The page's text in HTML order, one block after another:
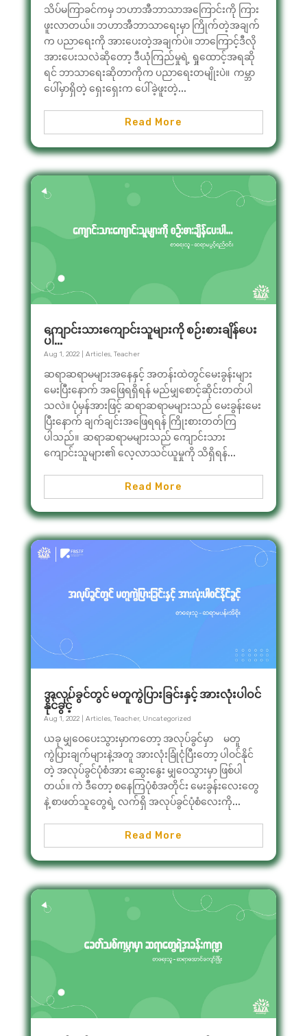
သိပ်မကြာခင်ကမှ ဘဟာအီဘာသာအကြောင်းကို ကြား
ဖူးလာတယ်။ ဘဟာအီဘာသာရေးမှာ ကြိုက်တဲ့အချက်
က ပညာရေးကို အားပေးတဲ့အချက်ပဲ။ ဘာကြောင့်ဒီလို
အားပေးသလဲဆိုတော့ ဒီယုံကြည်မှုရဲ့ ရှုထောင့်အရဆို
ရင် ဘာသာရေးဆိုတာကိုက ပညာရေးတမျိုးပဲ။ ကမ္ဘာ
ပေါ်မှာရှိတဲ့ ရှေးရှေးက ပေါ်ခဲ့ဖူးတဲ့...
Read More
ကျောင်းသားကျောင်းသူများကို စဉ်းစားချိန်ပေး
ပါ…
Aug 1, 2022| Articles, Teacher
ဆရာဆရာမများအနေနှင့် အတန်းထဲတွင်မေးခွန်းများ
မေးပြီးနောက် အဖြေရရှိရန် မည်မျှစောင့်ဆိုင်းတတ်ပါ
သလဲ။ ပုံမှန်အားဖြင့် ဆရာဆရာမများသည် မေးခွန်းမေး
ပြီးနောက် ချက်ချင်းအဖြေရရန် ကြိုးစားတတ်ကြ
ပါသည်။ ဆရာဆရာမများသည် ကျောင်းသား
ကျောင်းသူများ၏ လေ့လာသင်ယူမှုကို သိရှိရန်...
Read More
အလုပ်ခွင်တွင် မတူကွဲပြားခြင်းနှင့် အားလုံးပါဝင်
နိုင်ခွင့်
Aug 1, 2022| Articles, Teacher, Uncategorized
ယခု မျှဝေပေးသွားမှာကတော့ အလုပ်ခွင်မှာ မတူ
ကွဲပြားချက်များနဲ့အတူ အားလုံးခြုံငုံပြီးတော့ ပါဝင်နိုင်
တဲ့ အလုပ်ခွင်ပုံစံအား ဆွေးနွေး မျှဝေသွားမှာ ဖြစ်ပါ
တယ်။ ကဲ ဒီတော့ စနေကြပုံစံအတိုင်း မေးခွန်းလေးတွေ
နဲ့ စာဖတ်သူတွေရဲ့ လက်ရှိ အလုပ်ခွင်ပုံစံလေးကို...
Read More